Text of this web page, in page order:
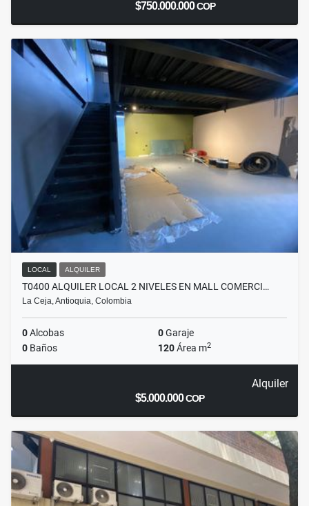
$750.000.000COP
LOCAL ALQUILER
T0400 ALQUILER LOCAL 2 NIVELES EN MALL COMERCI…
La Ceja, Antioquia, Colombia
0Alcobas 0Garaje
0 Baños 120Área m2
Alquiler
$5.000.000COP